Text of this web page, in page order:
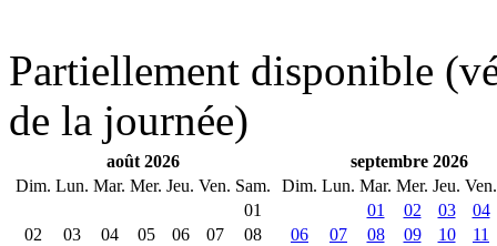
Partiellement disponible
de la journée)
août 2026
Dim. Lun. Mar. Mer. Jeu. Ven. Sam.
01
02
03 04 05 06 07
08
septembre 2026
Dim. Lun. Mar. Mer. Jeu. Ven.
01
02 03
04
06
07 08 09 10
11